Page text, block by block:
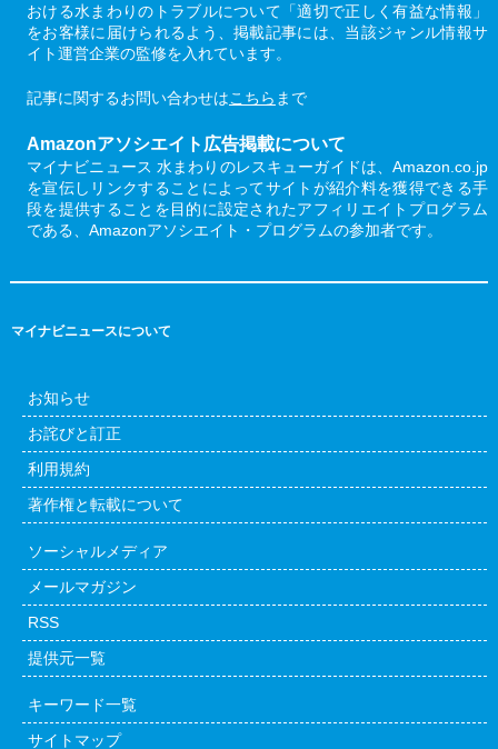
おける水まわりのトラブルについて「適切で正しく有益な情報」
をお客様に届けられるよう、掲載記事には、当該ジャンル情報サ
イト運営企業の監修を入れています。
記事に関するお問い合わせはこちら まで
Amazonアソシエイト広告掲載について
マイナビニュース 水まわりのレスキューガイドは、Amazon.co.jp
を宣伝しリンクすることによってサイトが紹介料を獲得できる手
段を提供することを目的に設定されたアフィリエイトプログラム
である、Amazonアソシエイト・プログラムの参加者です。
マイナビニュースについて
お知らせ
お詫びと訂正
利用規約
著作権と転載について
ソーシャルメディア
メールマガジン
RSS
提供元一覧
キーワード一覧
サイトマップ